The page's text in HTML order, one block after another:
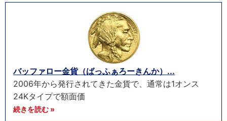
バッファロー金貨（ばっふぁろーきんか）...
2006年から発行されてきた金貨で、通常は1オンス
24Kタイプで額面価
続きを読む »